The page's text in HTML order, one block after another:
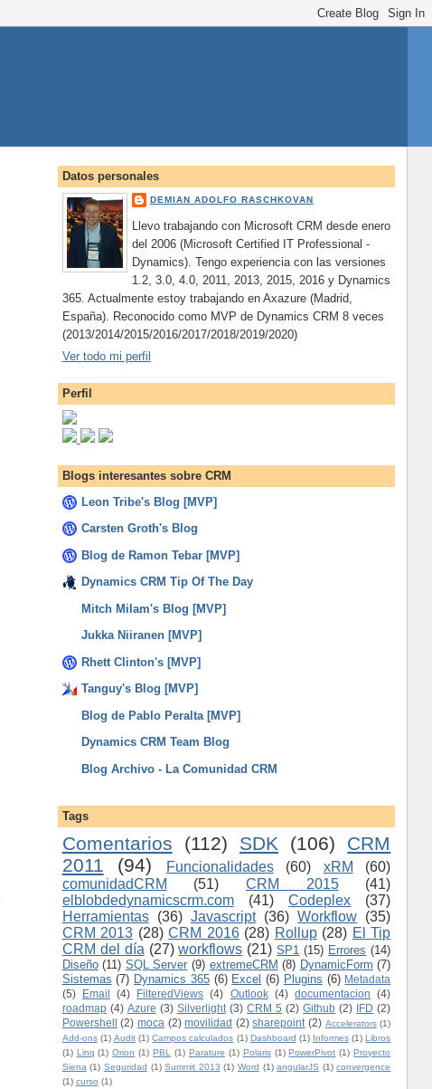
Datos personales
DEMIAN ADOLFO RASCHKOVAN
Llevo trabajando con Microsoft CRM desde enero
del 2006 (Microsoft Certified IT Professional -
Dynamics). Tengo experiencia con las versiones
1.2, 3.0, 4.0, 2011, 2013, 2015, 2016 y Dynamics
365. Actualmente estoy trabajando en Axazure (Madrid,
España). Reconocido como MVP de Dynamics CRM 8 veces
(2013/2014/2015/2016/2017/2018/2019/2020)
Ver todo mi perfil
Perfil
Blogs interesantes sobre CRM
Leon Tribe's Blog [MVP]
Carsten Groth's Blog
Blog de Ramon Tebar [MVP]
Dynamics CRM Tip Of The Day
Mitch Milam's Blog [MVP]
Jukka Niiranen [MVP]
Rhett Clinton's [MVP]
Tanguy's Blog [MVP]
Blog de Pablo Peralta [MVP]
Dynamics CRM Team Blog
Blog Archivo - La Comunidad CRM
Tags
Comentarios (112) SDK (106)
CRM
2011
(94) Funcionalidades (60) xRM
(60)
comunidadCRM
(51) CRM 2015
(41)
elblobdedynamicscrm.com
(41) Codeplex
(37)
Herramientas
(36) Javascript (36) Workflow (35)
CRM 2013 (28) CRM 2016 (28) Rollup (28) El Tip
CRM del día (27) workflows (21) SP1 (15) Errores (14)
Diseño (11) SQL Server (9) extremeCRM (8) DynamicForm (7)
Sistemas (7) Dynamics 365 (6) Excel (6) Plugins (6) Metadata
(5)
Email (4) FilteredViews (4) Outlook (4) documentacion
(4)
roadmap (4) Azure (3) Silverlight (3) CRM 5 (2) Github (2) IFD (2)
Powershell
(2) moca (2) movilidad (2) sharepoint (2) Accelerators (1)
Add-ons (1) Audit (1) Campos calculados (1) Dashboard (1) Informes (1) Libros
(1) Linq (1) Orion (1) PBL (1) Parature (1) Polaris (1) PowerPivot (1) Proyecto
Siena (1) Seguridad (1) Summit 2013 (1) Word (1) angularJS (1) convergence
(1) curso (1)